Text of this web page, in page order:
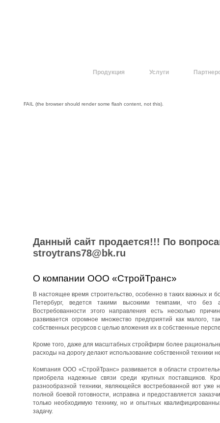
Продукция Услуги
FAIL (the browser should render some flash content, not this).
Данный сайт продается!!! По
stroytrans78@bk.ru
О компании ООО «СтройТранс»
В настоящее время строительство, особенно в таких важных и
Петербург, ведется такими высокими темпами, что без
Востребованности этого направления есть несколько
развивается огромное множество предприятий как малого,
собственных ресурсов с целью вложения их в собственные
Кроме того, даже для масштабных стройфирм более
расходы на дорогу делают использование собственной техники
Компания ООО «СтройТранс» развивается в области
приобрела надежные связи среди крупных поставщиков.
разнообразной техники, являющейся востребованной вот уже
полной боевой готовности, исправна и предоставляется
только необходимую технику, но и опытных
задачу.